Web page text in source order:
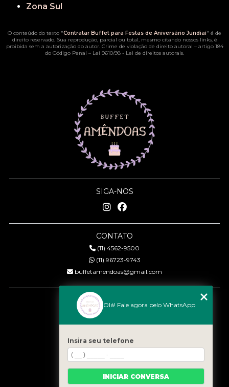
Zona Sul
O conteúdo do texto "Contratar Buffet para Festas de Aniversário Jundiaí" é de
direito reservado. Sua reprodução, parcial ou total, mesmo citando nossos links, é
proibida sem a autorização do autor. Crime de violação de direito autoral – artigo 184
do Código Penal – Lei 9610/98 - Lei de direitos autorais.
SIGA-NOS
CONTATO
(11) 4562-9500
(11) 96723-9743
buffetamendoas@gmail.com
MENU
Quem somos
Serviços
Eventos
Gastronomia
Contato
Olá! Fale agora pelo WhatsApp
Insira seu telefone
INICIAR CONVERSA